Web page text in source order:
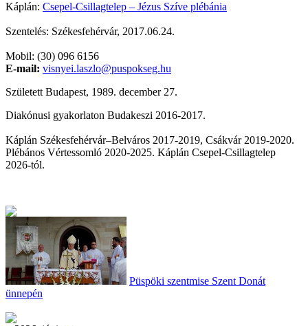
Káplán: Csepel-Csillagtelep – Jézus Szíve plébánia
Szentelés: Székesfehérvár, 2017.06.24.
Mobil: (30) 096 6156
E-mail: visnyei.laszlo@puspokseg.hu
Született Budapest, 1989. december 27.
Diakónusi gyakorlaton Budakeszi 2016-2017.
Káplán Székesfehérvár–Belváros 2017-2019, Csákvár 2019-2020.
Plébános Vértessomló 2020-2025. Káplán Csepel-Csillagtelep
2026-tól.
Püspöki szentmise Szent Donát
ünnepén